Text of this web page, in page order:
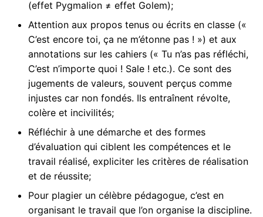
(effet Pygmalion ≠ effet Golem);
Attention aux propos tenus ou écrits en classe («
C’est encore toi, ça ne m’étonne pas ! ») et aux
annotations sur les cahiers (« Tu n’as pas réfléchi,
C’est n’importe quoi ! Sale ! etc.). Ce sont des
jugements de valeurs, souvent perçus comme
injustes car non fondés. Ils entraînent révolte,
colère et incivilités;
Réfléchir à une démarche et des formes
d’évaluation qui ciblent les compétences et le
travail réalisé, expliciter les critères de réalisation
et de réussite;
Pour plagier un célèbre pédagogue, c’est en
organisant le travail que l’on organise la discipline.